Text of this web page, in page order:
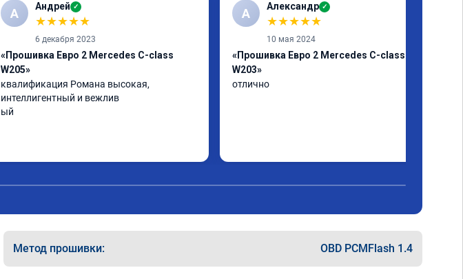
А Андрей ✓
★★★★★
6 декабря 2023
«Прошивка Евро 2 Mercedes C-class
W205»
квалификация Романа высокая,
интеллигентный и вежлив
ый
А Александр ✓
★★★★★
10 мая 2024
«Прошивка Евро 2 Mercedes C-class
W203»
отлично
Метод прошивки: OBD PCMFlash 1.4